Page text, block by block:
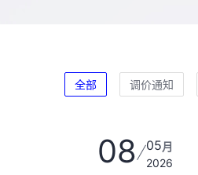
全部 调价通知
2026
05月
08